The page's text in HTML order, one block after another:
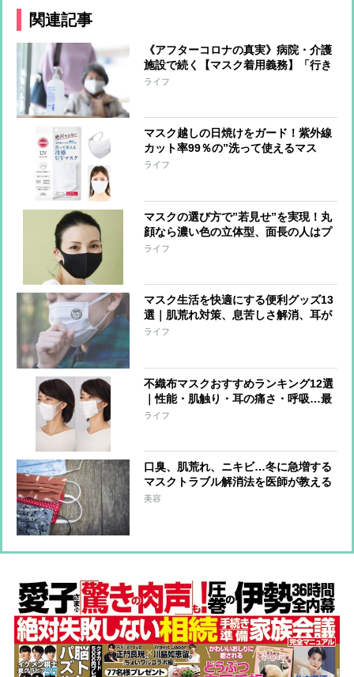
関連記事
《アフターコロナの真実》病院・介護
施設で続く【マスク着用義務】「行き
すぎた感染対策によって生活から大切
ライフ
マスク越しの日焼けをガード！紫外線
カット率99％の”洗って使えるマス
ク”が登場
ライフ
マスクの選び方で”若見せ”を実現！丸
顔なら濃い色の立体型、面長の人はプ
リーツ型を
ライフ
マスク生活を快適にする便利グッズ13
選｜肌荒れ対策、息苦しさ解消、耳が
痛くならないなど
ライフ
不織布マスクおすすめランキング12選
｜性能・肌触り・耳の痛さ・呼吸…最
強の1枚は!?
ライフ
口臭、肌荒れ、ニキビ…冬に急増する
マスクトラブル解消法を医師が教える
美容